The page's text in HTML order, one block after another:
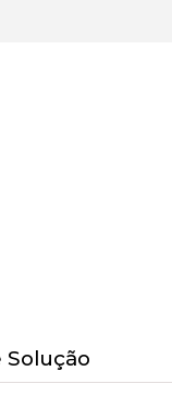
Solução